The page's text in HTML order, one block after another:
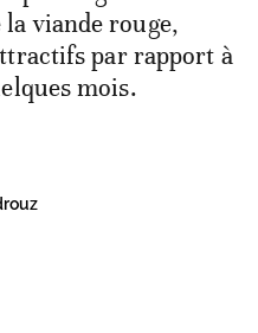
viande rouge,
par rapport à
mois.